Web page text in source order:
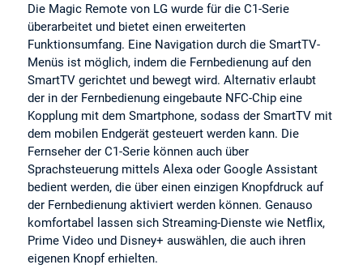
Die Magic Remote von LG wurde für die C1-Serie
überarbeitet und bietet einen erweiterten
Funktionsumfang. Eine Navigation durch die SmartTV-
Menüs ist möglich, indem die Fernbedienung auf den
SmartTV gerichtet und bewegt wird. Alternativ erlaubt
der in der Fernbedienung eingebaute NFC-Chip eine
Kopplung mit dem Smartphone, sodass der SmartTV mit
dem mobilen Endgerät gesteuert werden kann. Die
Fernseher der C1-Serie können auch über
Sprachsteuerung mittels Alexa oder Google Assistant
bedient werden, die über einen einzigen Knopfdruck auf
der Fernbedienung aktiviert werden können. Genauso
komfortabel lassen sich Streaming-Dienste wie Netflix,
Prime Video und Disney+ auswählen, die auch ihren
eigenen Knopf erhielten.